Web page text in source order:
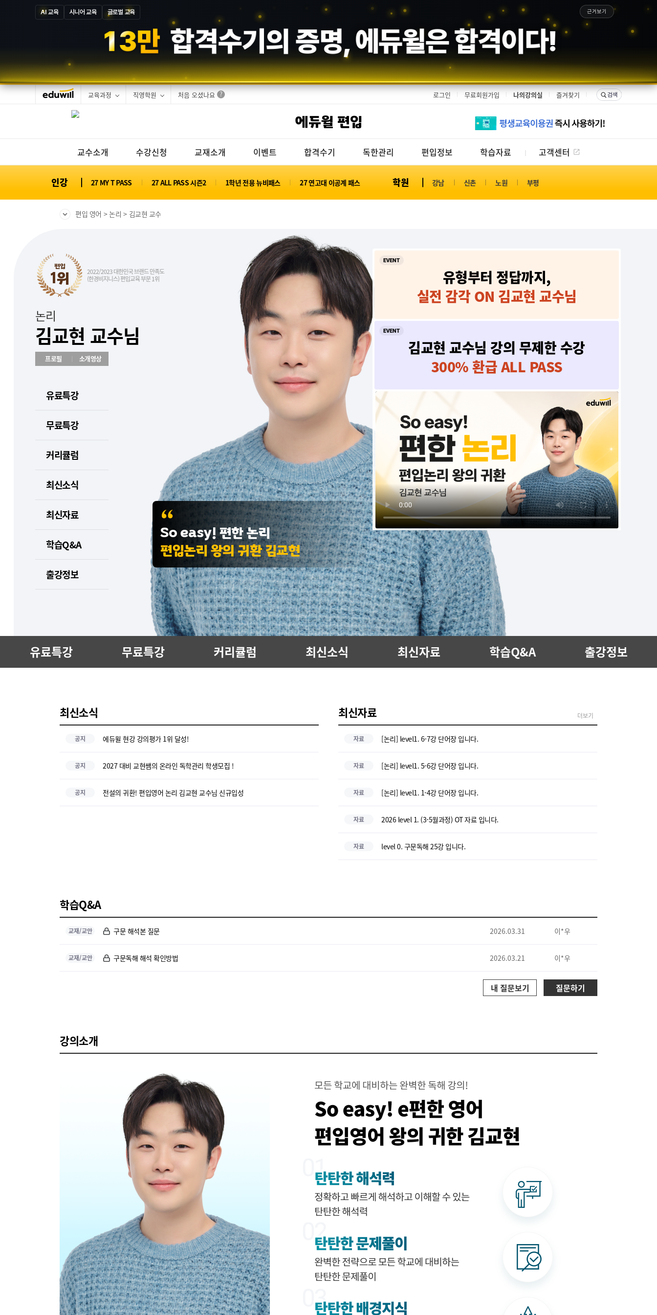
AI 교육 시니어 교육 글로벌 교육
443 만 회원의 선택,에듀윌은 합격이다!
근거보기
교육과정 직영학원 처음 오셨나요 로그인 무료회원가입 나의강의실 즐겨찾기
에듀윌 편입
교수소개 수강신청 교재소개 이벤트 합격수기 독한관리 편입정보 학습자료 고객센터
인강 27 MY T PASS 27 ALL PASS 시즌2 1학년 전용 뉴비패스 27 연고대 이공계 패스 학원 강남 신촌 노원 부평
편입 영어 논리 김교현 교수
편입
1위
2022/2023 대한민국 브랜드 만족도
(한경비지니스) 편입교육 부문 1위
논리
김교현 교수님
프로필 소개영상
유료특강
무료특강
커리큘럼
최신소식
최신자료
학습Q&A
출강정보
So easy! 편한 논리
편입논리 왕의 귀환 김교현
유료특강 무료특강 커리큘럼 최신소식 최신자료 학습Q&A 출강정보
EVENT
유형부터 정답까지,
실전 감각 ON 김교현 교수님
EVENT
김교현 교수님 강의 무제한 수강
300% 환급 ALL PASS
최신소식
공지 에듀윌 현강 강의평가 1위 달성!
공지 2027 대비 교현쌤의 온라인 독학관리 학생모집 !
공지 전설의 귀환! 편입영어 논리 김교현 교수님 신규입성
최신자료 더보기
자료 [논리] level1. 6-7강 단어장 입니다.
자료 [논리] level1. 5-6강 단어장 입니다.
자료 [논리] level1. 1-4강 단어장 입니다.
자료 2026 level 1. (3-5월과정) OT 자료 입니다.
자료 level 0. 구문독해 25강 입니다.
학습Q&A
교재/교안 구문 해석본 질문 2026.03.31 이*우
교재/교안 구문독해 해석 확인방법 2026.03.21 이*우
내 질문보기 질문하기
강의소개